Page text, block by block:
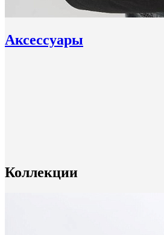
Аксессуары
Коллекции